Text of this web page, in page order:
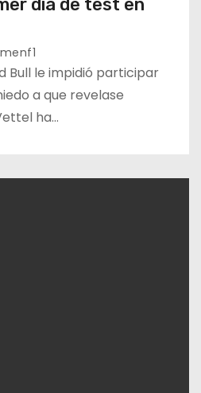
Bull le impidió participar
a que revelase
ha…